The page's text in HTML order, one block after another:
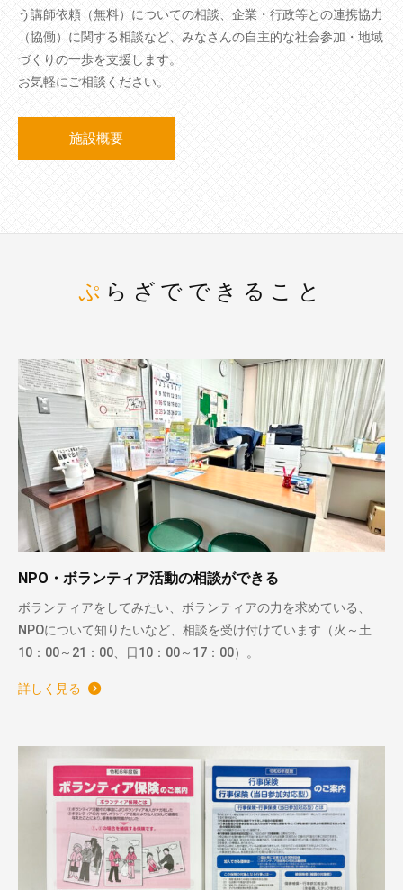
う講師依頼（無料）についての相談、企業・行政等との連携協力
（協働）に関する相談など、みなさんの自主的な社会参加・地域
づくりの一歩を支援します。
お気軽にご相談ください。
施設概要
ぷらざでできること
NPO・ボランティア活動の相談ができる
ボランティアをしてみたい、ボランティアの力を求めている、
NPOについて知りたいなど、相談を受け付けています（火～土
10：00～21：00、日10：00～17：00）。
詳しく見る